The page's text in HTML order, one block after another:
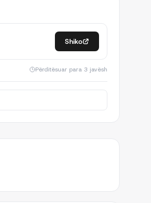
Shiko
Përditësuar para 3 javësh